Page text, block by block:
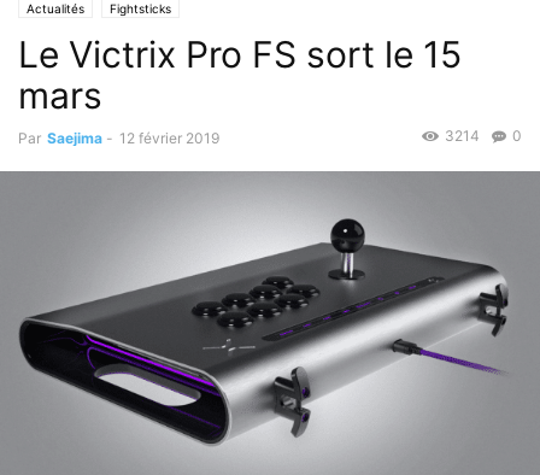
Actualités Fightsticks
Le Victrix Pro FS sort le 15
mars
Par Saejima - 12 février 2019 0
3214